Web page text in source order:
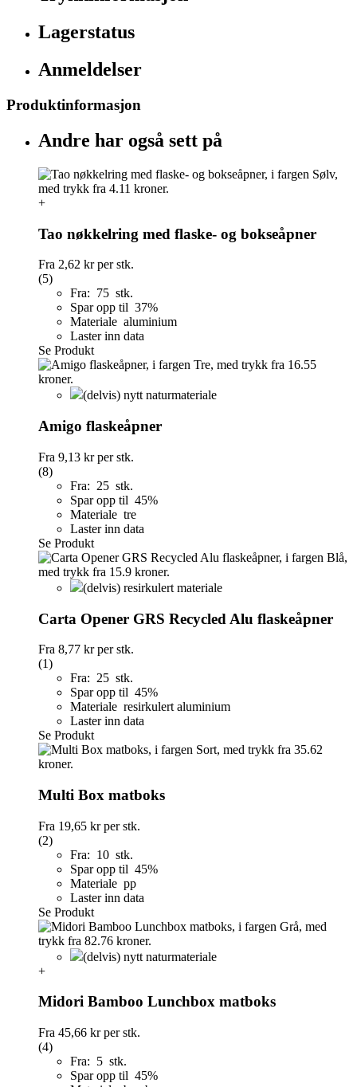
Lagerstatus
Anmeldelser
Produktinformasjon
Andre har også sett på
+
Tao nøkkelring med flaske- og bokseåpner
Fra 2,62 krper stk.
(5)
Fra: 75 stk.
Spar opp til 37%
Materiale aluminium
Laster inn data
Se Produkt
(delvis) nytt naturmateriale
Amigo flaskeåpner
Fra 9,13 krper stk.
(8)
Fra: 25 stk.
Spar opp til 45%
Materiale tre
Laster inn data
Se Produkt
(delvis) resirkulert materiale
Carta Opener GRS Recycled Alu flaskeåpner
Fra 8,77 krper stk.
(1)
Fra: 25 stk.
Spar opp til 45%
Materiale resirkulert aluminium
Laster inn data
Se Produkt
Multi Box matboks
Fra 19,65 krper stk.
(2)
Fra: 10 stk.
Spar opp til 45%
Materiale pp
Laster inn data
Se Produkt
(delvis) nytt naturmateriale
+
Midori Bamboo Lunchbox matboks
Fra 45,66 krper stk.
(4)
Fra: 5 stk.
Spar opp til 45%